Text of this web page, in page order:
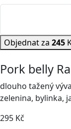
Objednat za 245
Pork belly
dlouho tažený
zelenina, bylinka,
295 Kč